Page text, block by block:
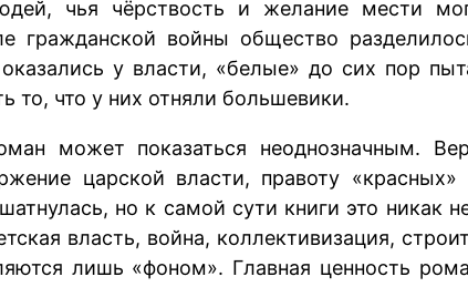
чья чёрствость и желание мести
гражданской войны общество
у власти, «белые» до сих пор
то, что у них отняли большевики.
может показаться неоднозначным.
царской власти, правоту «красных»
но к самой сути книги это никак
власть, война, коллективизация,
лишь «фоном». Главная ценность